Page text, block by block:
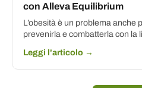
con Alleva Equilibrium
L’obesità è un problema anche
prevenirla e combatterla con la
Leggi l'articolo →